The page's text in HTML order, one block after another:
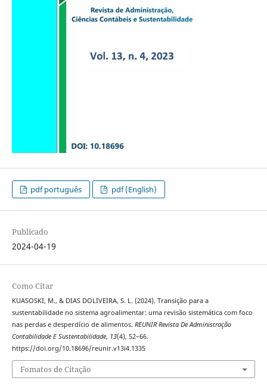
pdf português pdf (English)
Publicado
2024-04-19
Como Citar
KUASOSKI, M., & DIAS DOLIVEIRA, S. L. (2024). Transição para a
sustentabilidade no sistema agroalimentar: uma revisão sistemática com foco
nas perdas e desperdício de alimentos. REUNIR Revista De Administração
Contabilidade E Sustentabilidade, 13(4), 52–66.
https://doi.org/10.18696/reunir.v13i4.1335
Fomatos de Citação